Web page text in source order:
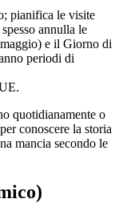
pianifica le visite
annulla le
e il Giorno di
periodi di
quotidianamente o
conoscere la storia
mancia secondo le